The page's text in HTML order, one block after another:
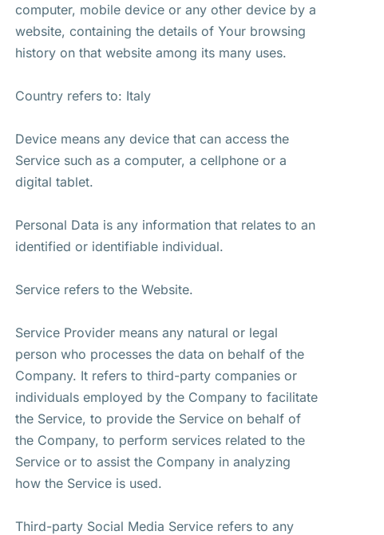
computer, mobile device or any other device by a
website, containing the details of Your browsing
history on that website among its many uses.
Country refers to: Italy
Device means any device that can access the
Service such as a computer, a cellphone or a
digital tablet.
Personal Data is any information that relates to an
identified or identifiable individual.
Service refers to the Website.
Service Provider means any natural or legal
person who processes the data on behalf of the
Company. It refers to third-party companies or
individuals employed by the Company to facilitate
the Service, to provide the Service on behalf of
the Company, to perform services related to the
Service or to assist the Company in analyzing
how the Service is used.
Third-party Social Media Service refers to any